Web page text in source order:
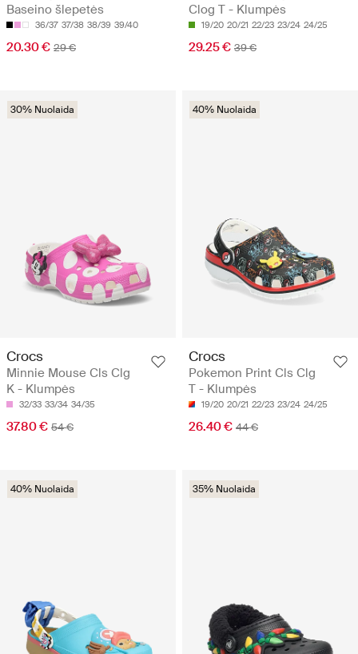
Baseino šlepetės
36/37 37/38 38/39 39/40
20.30 € 29 €
Clog T - Klumpės
19/20 20/21 22/23 23/24 24/25
29.25 € 39 €
30% Nuolaida
Crocs
Minnie Mouse Cls Clg
K - Klumpės
32/33 33/34 34/35
37.80 € 54 €
40% Nuolaida
Crocs
Pokemon Print Cls Clg
T - Klumpės
19/20 20/21 22/23 23/24 24/25
26.40 € 44 €
40% Nuolaida 35% Nuolaida